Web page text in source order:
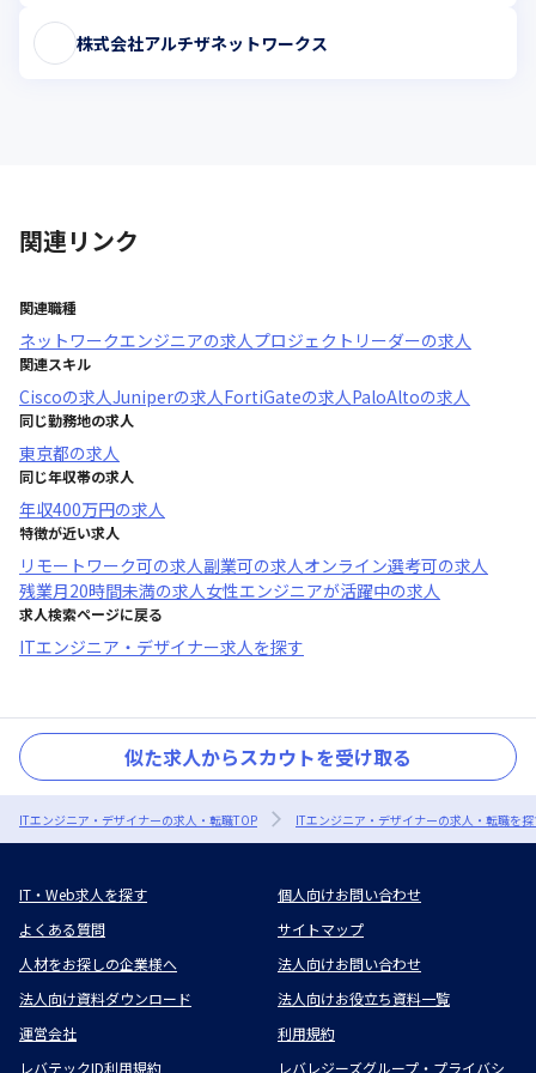
株式会社アルチザネットワークス
関連リンク
関連職種
ネットワークエンジニアの求人プロジェクトリーダーの求人
関連スキル
Ciscoの求人Juniperの求人FortiGateの求人PaloAltoの求人
同じ勤務地の求人
東京都の求人
同じ年収帯の求人
年収400万円の求人
特徴が近い求人
リモートワーク可の求人副業可の求人オンライン選考可の求人
残業月20時間未満の求人女性エンジニアが活躍中の求人
求人検索ページに戻る
ITエンジニア・デザイナー求人を探す
似た求人からスカウトを受け取る
ITエンジニア・デザイナーの求人・転職TOP ITエンジニア・デザイナーの求人・転職を
IT・Web求人を探す
個人向けお問い合わせ
よくある質問
サイトマップ
人材をお探しの企業様へ
法人向けお問い合わせ
法人向け資料ダウンロード
法人向けお役立ち資料一覧
運営会社
利用規約
レバテックID利用規約
レバレジーズグループ・プライバシ